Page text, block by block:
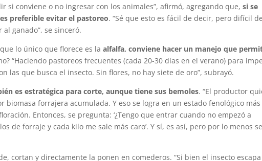
si conviene o no ingresar con los animales”, afirmó, agregando que,si se
preferible evitar el pastoreo. “Sé que esto es fácil de decir, pero difícil de
ganado”, se sinceró.
lo único que florece es laalfalfa, conviene hacer un manejo que
“Haciendo pastoreos frecuentes (cada 20-30 días en el verano) para
las que busca el insecto. Sin flores, no hay siete de oro”, subrayó.
es estratégica para corte, aunque tiene sus bemoles. “El productor
biomasa forrajera acumulada. Y eso se logra en un estado fenológico más
Entonces, se pregunta: ‘¿Tengo que entrar cuando no empezó a
de forraje y cada kilo me sale más caro’. Y sí, es así, pero por lo menos se
cortan y directamente la ponen en comederos. “Si bien el insecto